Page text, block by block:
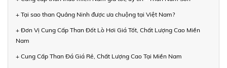
+ Tại sao than Quảng Ninh được ưa chuộng tại Việt Nam?
+ Đơn Vị Cung Cấp Than Đốt Lò Hơi Giá Tốt, Chất Lượng Cao Miền
Nam
+ Cung Cấp Than Đá Giá Rẻ, Chất Lượng Cao Tại Miền Nam